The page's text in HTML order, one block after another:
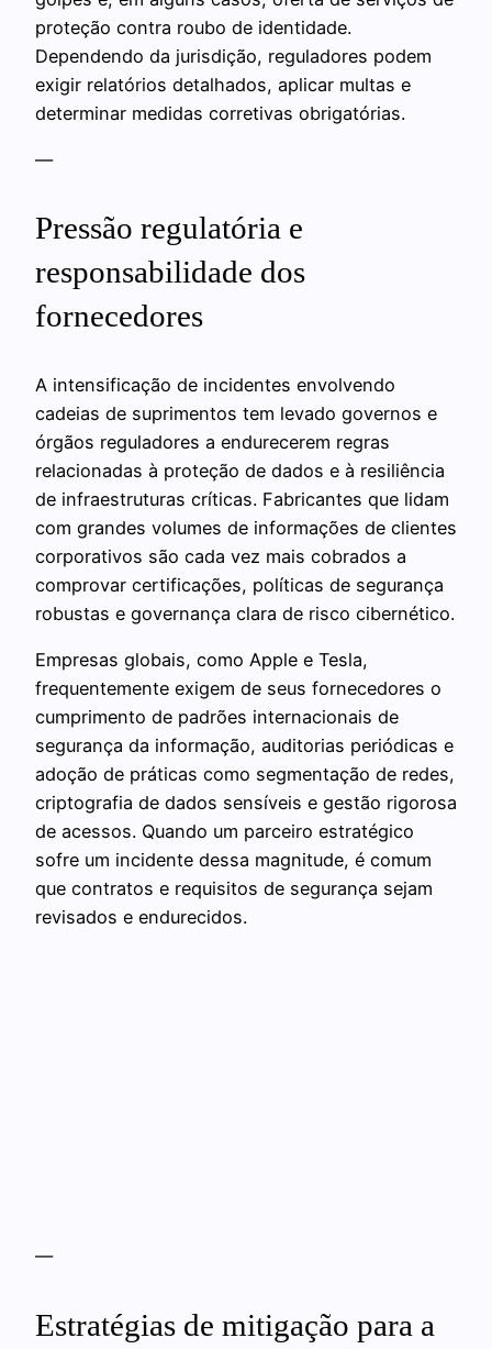
proteção contra roubo de identidade.
Dependendo da jurisdição, reguladores podem
exigir relatórios detalhados, aplicar multas e
determinar medidas corretivas obrigatórias.
—
Pressão regulatória e
responsabilidade dos
fornecedores
A intensificação de incidentes envolvendo
cadeias de suprimentos tem levado governos e
órgãos reguladores a endurecerem regras
relacionadas à proteção de dados e à resiliência
de infraestruturas críticas. Fabricantes que lidam
com grandes volumes de informações de clientes
corporativos são cada vez mais cobrados a
comprovar certificações, políticas de segurança
robustas e governança clara de risco cibernético.
Empresas globais, como Apple e Tesla,
frequentemente exigem de seus fornecedores o
cumprimento de padrões internacionais de
segurança da informação, auditorias periódicas e
adoção de práticas como segmentação de redes,
criptografia de dados sensíveis e gestão rigorosa
de acessos. Quando um parceiro estratégico
sofre um incidente dessa magnitude, é comum
que contratos e requisitos de segurança sejam
revisados e endurecidos.
—
Estratégias de mitigação para a